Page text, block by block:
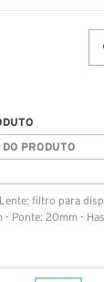
PRODUTO
filtro para
- Ponte: 20mm -